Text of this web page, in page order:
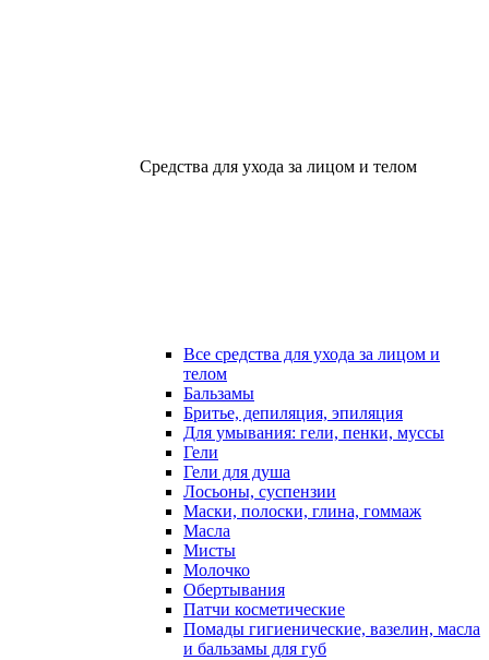
Средства для ухода за лицом и телом
Все средства для ухода за лицом и
телом
Бальзамы
Бритье, депиляция, эпиляция
Для умывания: гели, пенки, муссы
Гели
Гели для душа
Лосьоны, суспензии
Маски, полоски, глина, гоммаж
Масла
Мисты
Молочко
Обертывания
Патчи косметические
Помады гигиенические, вазелин, масла
и бальзамы для губ